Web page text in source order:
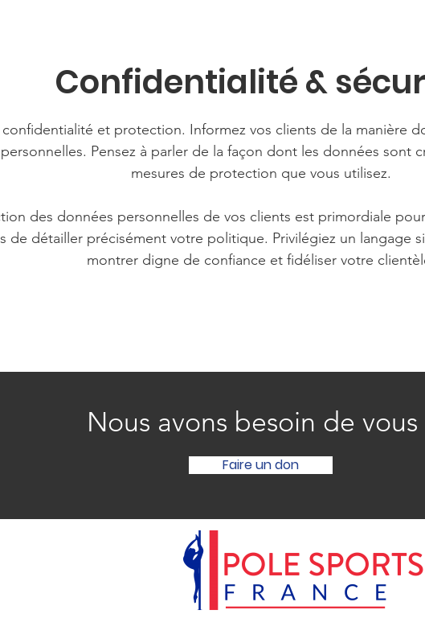
Confidentialité &
et protection. Informez vos clients de la manière
Pensez à parler de la façon dont les données sont
mesures de protection que vous utilisez.
des données personnelles de vos clients est primordiale
de détailler précisément votre politique. Privilégiez un langage
montrer digne de confiance et fidéliser votre
Nous avons besoin de vous
Faire un don